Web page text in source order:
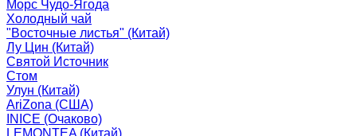
Морс Чудо-Ягода
Холодный чай
"Восточные листья" (Китай)
Лу Цин (Китай)
Святой Источник
Стом
Улун (Китай)
AriZona (США)
INICE (Очаково)
LEMONTEA (Китай)